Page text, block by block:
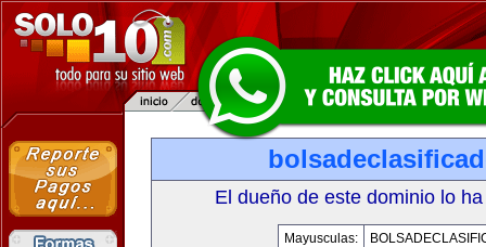
El dueño de este dominio lo
Mayusculas: